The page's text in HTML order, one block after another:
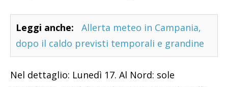
Leggi anche:
Allerta meteo in Campania,
dopo il caldo previsti temporali e grandine
Nel dettaglio: Lunedì 17. Al Nord: sole